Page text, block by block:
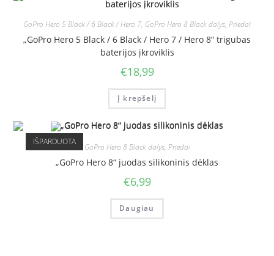
GoPro Hero 5 Black / 6 Black / Hero 7, GoPro Hero 8 Black dalys, Priedai
„GoPro Hero 5 Black / 6 Black / Hero 7 / Hero 8“ trigubas
baterijos įkroviklis
€18,99
Į krepšelį
IŠPARDUOTA GoPro Hero 8 Black dalys, Priedai
„GoPro Hero 8“ juodas silikoninis dėklas
€6,99
Daugiau